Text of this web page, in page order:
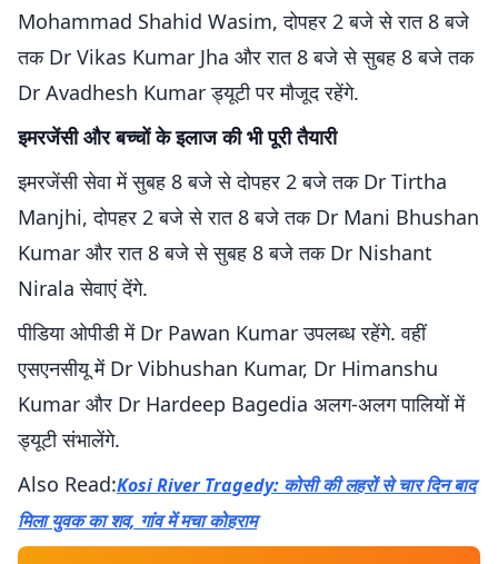
Mohammad Shahid Wasim, दोपहर 2 बजे से रात 8 बजे
तक Dr Vikas Kumar Jha और रात 8 बजे से सुबह 8 बजे तक
Dr Avadhesh Kumar ड्यूटी पर मौजूद रहेंगे.
इमरजेंसी और बच्चों के इलाज की भी पूरी तैयारी
इमरजेंसी सेवा में सुबह 8 बजे से दोपहर 2 बजे तक Dr Tirtha
Manjhi, दोपहर 2 बजे से रात 8 बजे तक Dr Mani Bhushan
Kumar और रात 8 बजे से सुबह 8 बजे तक Dr Nishant
Nirala सेवाएं देंगे.
पीडिया ओपीडी में Dr Pawan Kumar उपलब्ध रहेंगे. वहीं
एसएनसीयू में Dr Vibhushan Kumar, Dr Himanshu
Kumar और Dr Hardeep Bagedia अलग-अलग पालियों में
ड्यूटी संभालेंगे.
Also Read:Kosi River Tragedy: कोसी की लहरों से चार दिन बाद
मिला युवक का शव, गांव में मचा कोहराम